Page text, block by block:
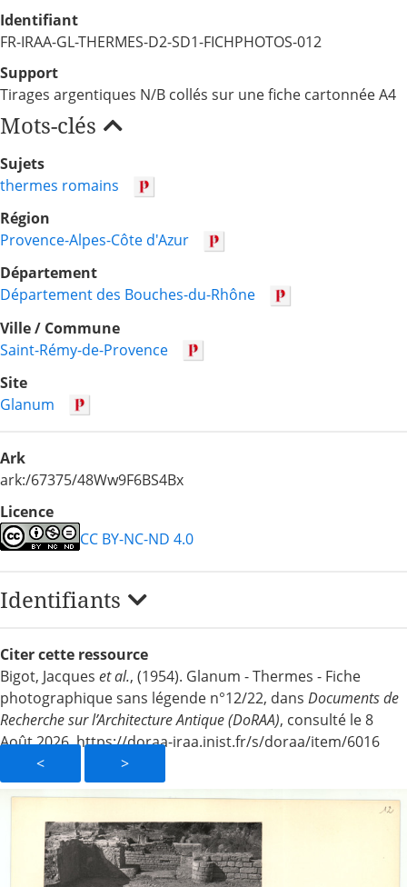
< >
Identifiant
FR-IRAA-GL-THERMES-D2-SD1-FICHPHOTOS-012
Support
Tirages argentiques N/B collés sur une fiche cartonnée A4
Mots-clés
Sujets
thermes romains
Région
Provence-Alpes-Côte d'Azur
Département
Département des Bouches-du-Rhône
Ville / Commune
Saint-Rémy-de-Provence
Site
Glanum
Ark
ark:/67375/48Ww9F6BS4Bx
Licence
CC BY-NC-ND 4.0
Identifiants
Citer cette ressource
Bigot, Jacques et al., (1954). Glanum - Thermes - Fiche
photographique sans légende n°12/22, dans Documents de
Recherche sur l’Architecture Antique (DoRAA), consulté le 8
Août 2026, https://doraa-iraa.inist.fr/s/doraa/item/6016